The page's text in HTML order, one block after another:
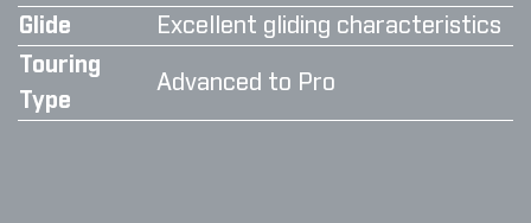
Glide
Excellent gliding characteristics
Touring
Type
Advanced to Pro